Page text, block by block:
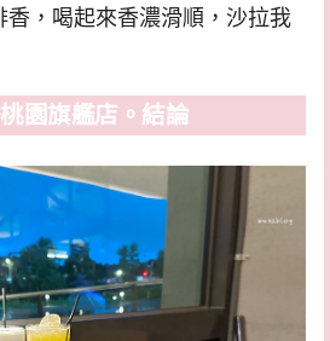
香，喝起來香濃滑順，沙拉我
園旗艦店。結論